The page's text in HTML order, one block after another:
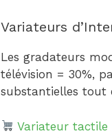
Variateurs
Les gradateurs
télévision = 30%,
substantielles tout
Variateur tactile